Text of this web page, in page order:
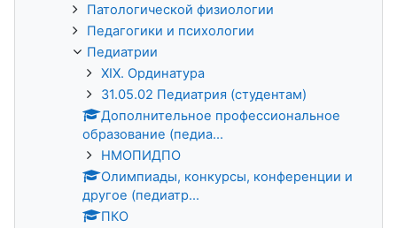
Патологической физиологии
Педагогики и психологии
Педиатрии
XIX. Ординатура
31.05.02 Педиатрия (студентам)
Дополнительное профессиональное
образование (педиа...
НМОПИДПО
Олимпиады, конкурсы, конференции и
другое (педиатр...
ПКО